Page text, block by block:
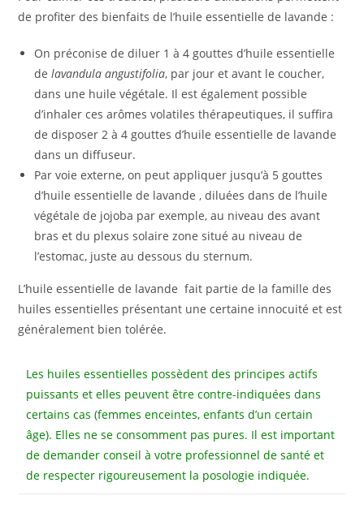
de profiter des bienfaits de l’huile essentielle de lavande :
On préconise de diluer 1 à 4 gouttes d’huile essentielle
delavandula angustifolia, par jour et avant le coucher,
dans une huile végétale. Il est également possible
d’inhaler ces arômes volatiles thérapeutiques, il suffira
de disposer 2 à 4 gouttes d’huile essentielle de lavande
dans un diffuseur.
Par voie externe, on peut appliquer jusqu’à 5 gouttes
d’huile essentielle de lavande , diluées dans de l’huile
végétale de jojoba par exemple, au niveau des avant
bras et du plexus solaire zone situé au niveau de
l’estomac, juste au dessous du sternum.
L’huile essentielle de lavande fait partie de la famille des
huiles essentielles présentant une certaine innocuité et est
généralement bien tolérée.
Les huiles essentielles possèdent des principes actifs
puissants et elles peuvent être contre-indiquées dans
certains cas (femmes enceintes, enfants d’un certain
âge). Elles ne se consomment pas pures. Il est important
de demander conseil à votre professionnel de santé et
de respecter rigoureusement la posologie indiquée.